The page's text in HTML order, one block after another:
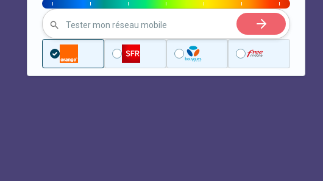
| | | | | | |
Tester mon réseau mobile